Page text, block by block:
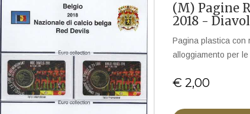
(M) Pagine
2018 -
Pagina plastica con
alloggiamento per
€ 2,00